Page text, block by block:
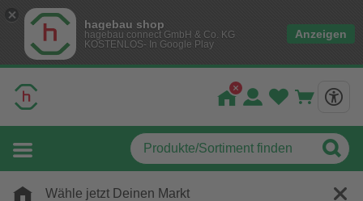
hagebau shop
hagebau connect GmbH & Co. KG
KOSTENLOS- In Google Play
Anzeigen
Wähle jetzt Deinen Markt